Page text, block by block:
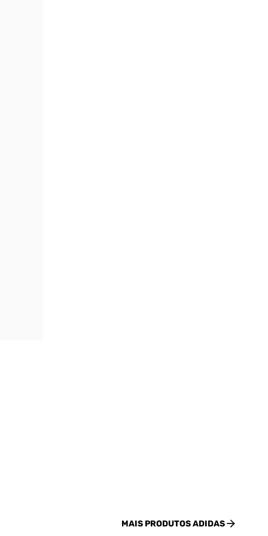
MAIS PRODUTOSADIDAS